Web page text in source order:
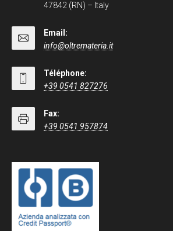
47842 (RN) – Italy
Email:
info@oltremateria.it
Téléphone:
+39 0541 827276
Fax:
+39 0541 957874